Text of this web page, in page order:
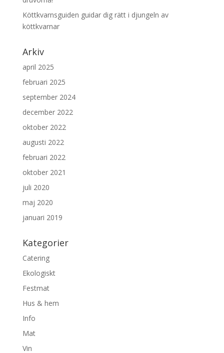
Köttkvarnsguiden guidar dig rätt i djungeln av
köttkvarnar
Arkiv
april 2025
februari 2025
september 2024
december 2022
oktober 2022
augusti 2022
februari 2022
oktober 2021
juli 2020
maj 2020
januari 2019
Kategorier
Catering
Ekologiskt
Festmat
Hus & hem
Info
Mat
Vin